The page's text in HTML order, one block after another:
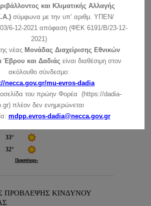
και άγριας πανίδος και
συντονισμού και ελέγχου της
όπως διορθώθηκε με το ΦΕΚ 43/
( ΦΕΚ 197/Α/2002 ) “Μεταφορά
και ρυθμίσεις άλλων θεμάτων
Υπουργείου Περιβάλλοντος, Χωροταξίας
Έργων”
στη Δαδιά
ΠΡΟΒΛΕΨΗΣ ΚΙΝΔΥΝΟΥ
και Κλιματικής Αλλαγής
σύμφωνα με την υπ’ αριθμ. ΥΠΕΝ/
6-12-2021 απόφαση (ΦΕΚ 6191/Β/23-12-
2021)
νέας Μονάδας Διαχείρισης Εθνικών
Έβρου και Δαδιάς είναι διαθέσιμη στον
ακόλουθο σύνδεσμο:
necca.gov.gr/mu-evros-dadia
του πρώην Φορέα (https://dadia-
πλέον δεν ενημερώνεται
mdpp.evros-dadia@necca.gov.gr